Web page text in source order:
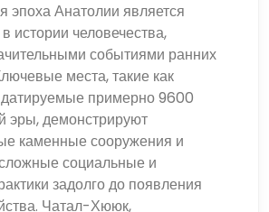
эпоха Анатолии является
истории человечества,
событиями ранних
места, такие как
примерно 9600
эры, демонстрируют
каменные сооружения и
социальные и
задолго до появления
Чатал-Хююк,